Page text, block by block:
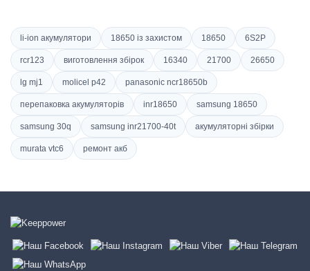
li-ion акумулятори 18650 із захистом 18650 6S2P
rcr123 виготовлення збірок 16340 21700 26650
lg mj1 molicel p42 panasonic ncr18650b
перепаковка акумуляторів inr18650 samsung 18650
samsung 30q samsung inr21700-40t акумуляторні збірки
murata vtc6 ремонт акб